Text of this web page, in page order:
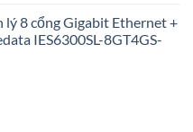
lý 8 cổng Gigabit Ethernet +
IES6300SL-8GT4GS-